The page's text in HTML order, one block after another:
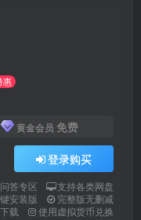
惠
黄金会员 免费
登录购买
答专区
支持各类网盘
安装版
完整版无删减
载
使用虚拟货币兑换